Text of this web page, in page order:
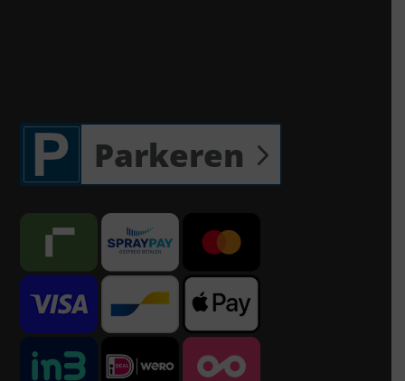
Parkeren